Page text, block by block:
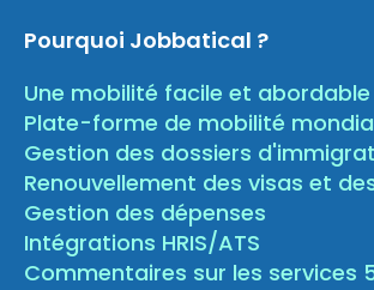
Pourquoi Jobbatical ?
Une mobilité facile et abordable
Plate-forme de mobilité
Gestion des dossiers
Renouvellement des visas et
Gestion des dépenses
Intégrations HRIS/ATS
Commentaires sur les services